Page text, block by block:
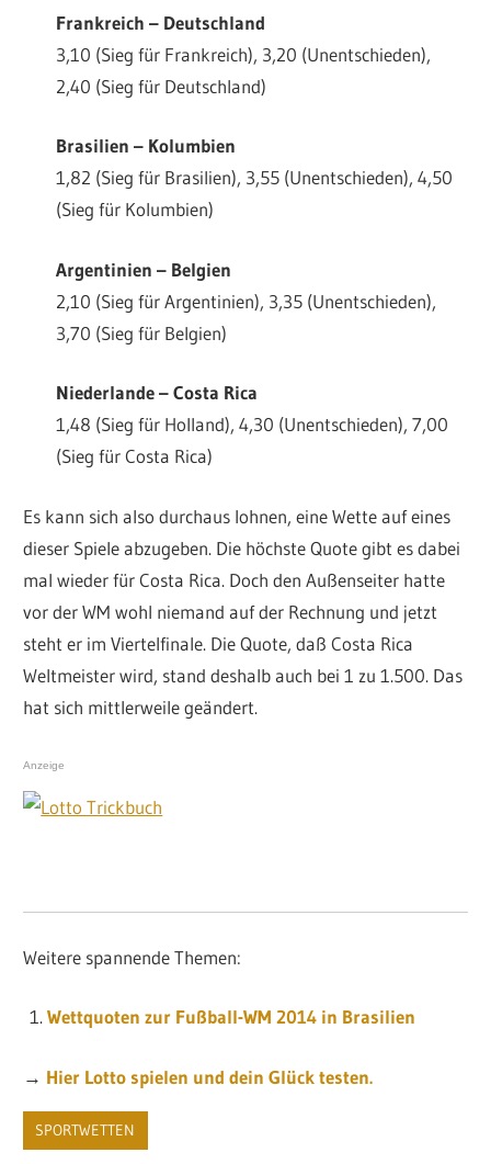
Frankreich – Deutschland
3,10 (Sieg für Frankreich), 3,20 (Unentschieden),
2,40 (Sieg für Deutschland)
Brasilien – Kolumbien
1,82 (Sieg für Brasilien), 3,55 (Unentschieden), 4,50
(Sieg für Kolumbien)
Argentinien – Belgien
2,10 (Sieg für Argentinien), 3,35 (Unentschieden),
3,70 (Sieg für Belgien)
Niederlande– Costa Rica
1,48 (Sieg für Holland), 4,30 (Unentschieden), 7,00
(Sieg für Costa Rica)
Es kann sich also durchaus lohnen, eine Wette auf eines
dieser Spiele abzugeben. Die höchste Quote gibt es dabei
mal wieder für Costa Rica. Doch den Außenseiter hatte
vor der WM wohl niemand auf der Rechnung und jetzt
steht er im Viertelfinale. Die Quote, daß Costa Rica
Weltmeister wird, stand deshalb auch bei 1 zu 1.500. Das
hat sich mittlerweile geändert.
Anzeige
Weitere spannende Themen:
Wettquoten zur Fußball-WM 2014 in Brasilien
→ Hier Lotto spielen und dein Glück testen.
SPORTWETTEN